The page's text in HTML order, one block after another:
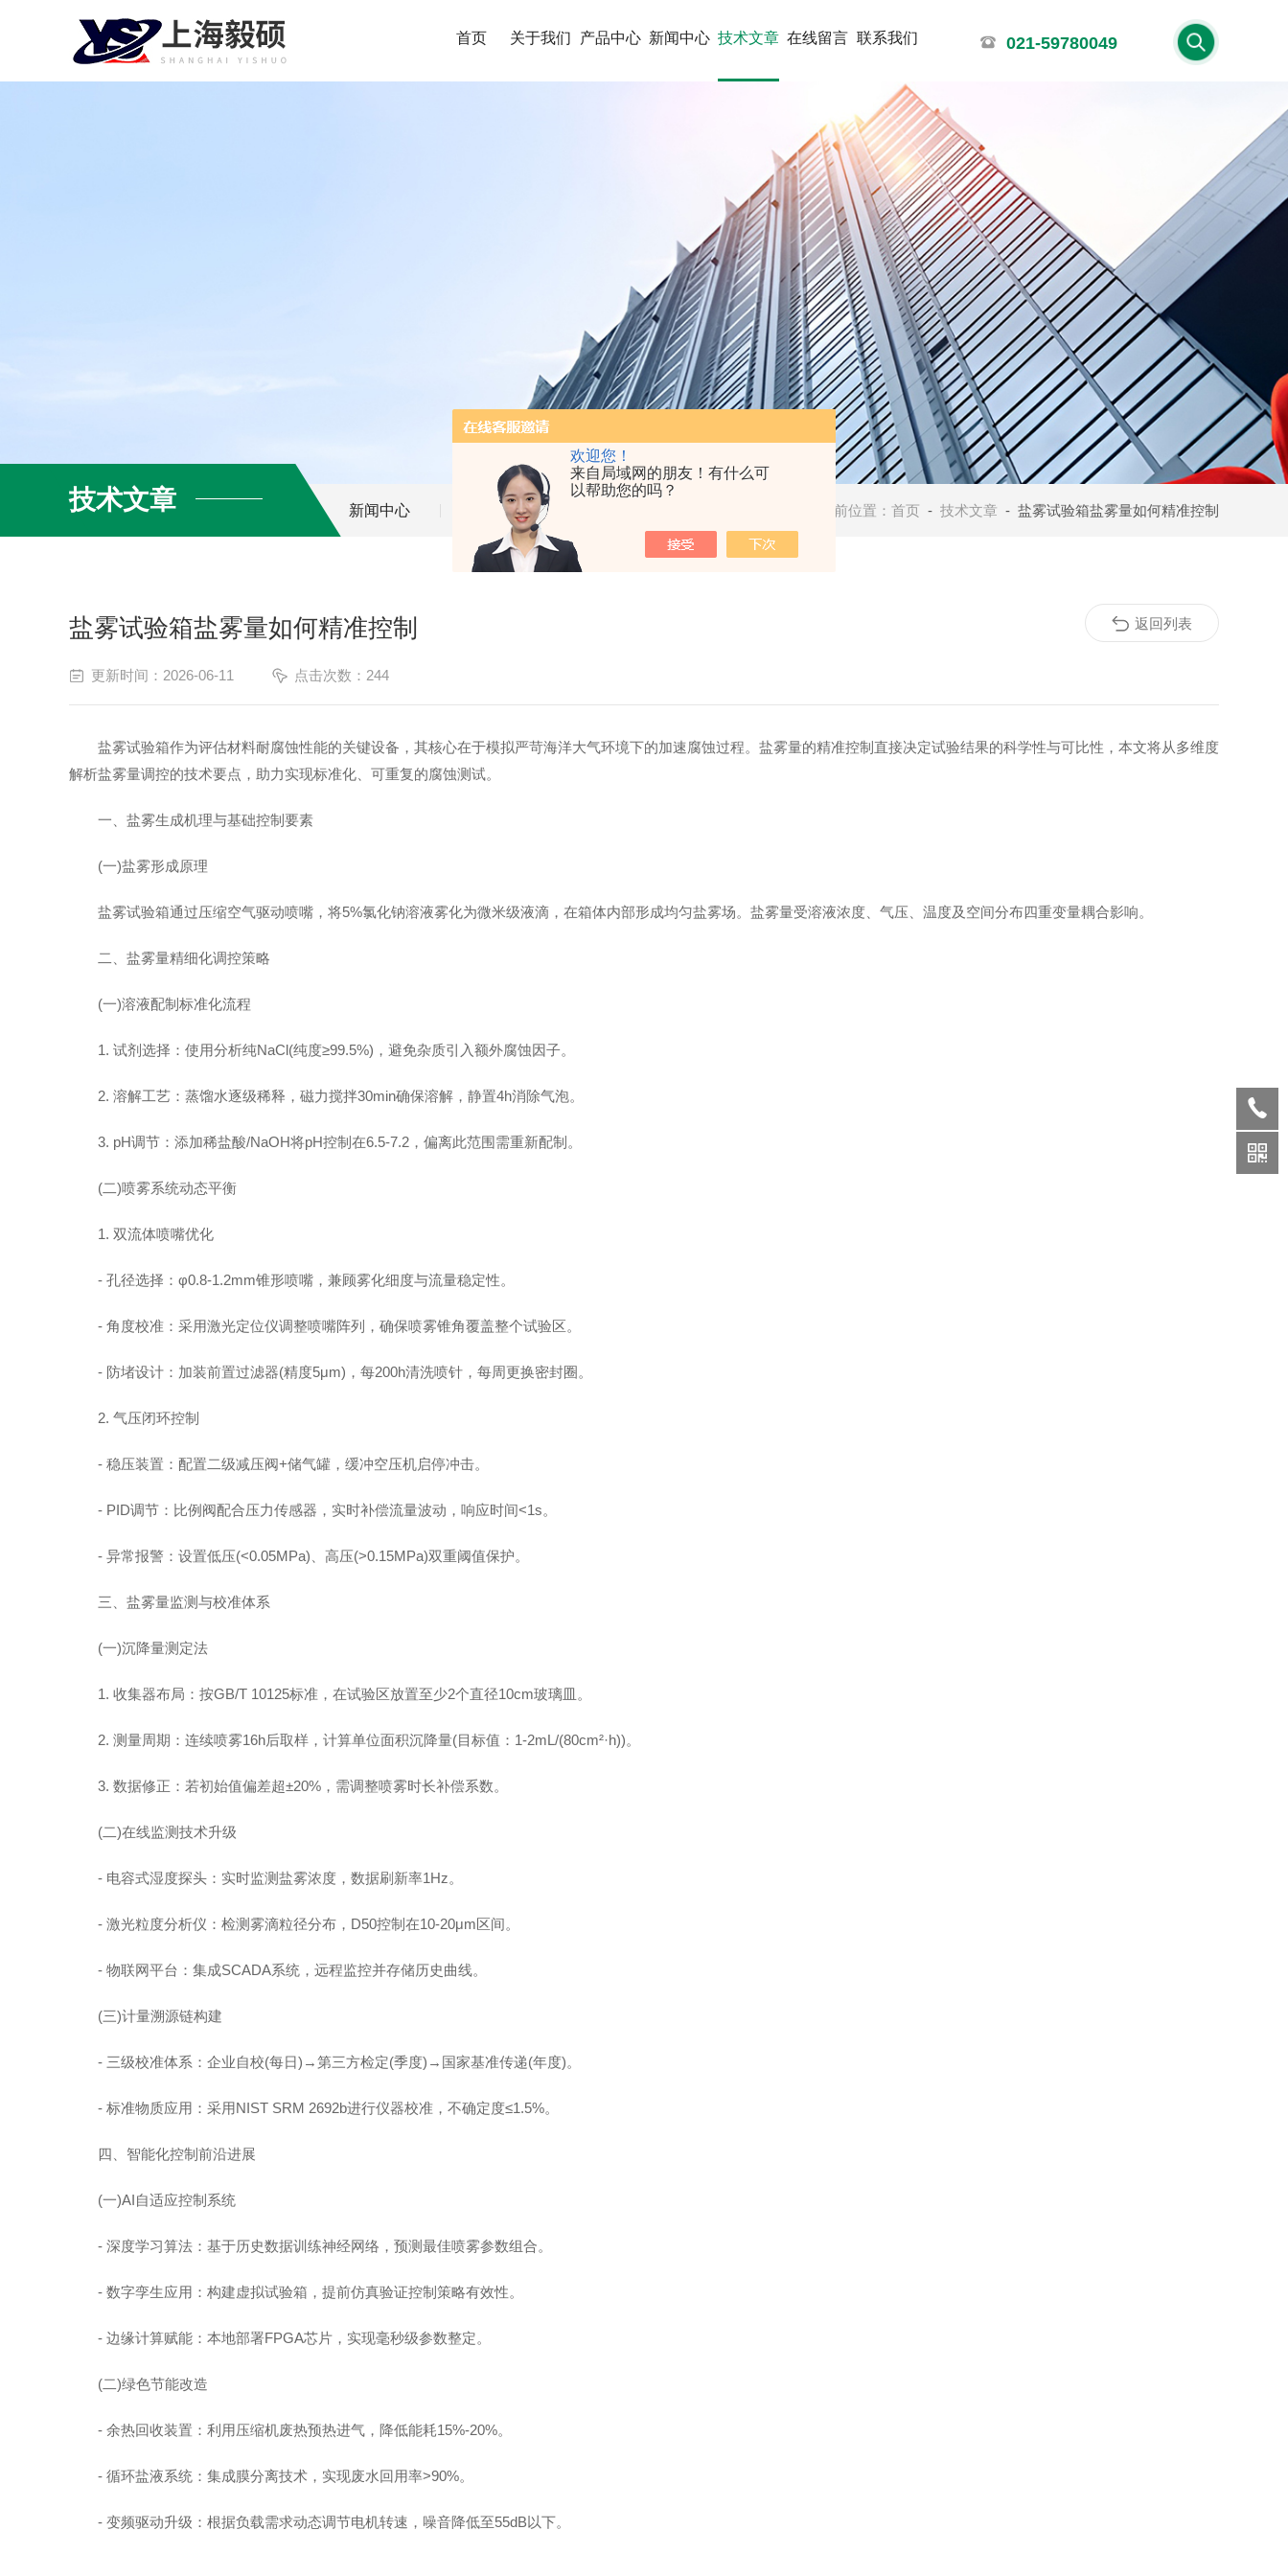
欢迎您！
来自局域网的朋友！有什么可
以帮助您的吗？
首页 关于我们 产品中心 新闻中心 技术文章 在线留言 联系我们 021-59780049
技术文章 新闻中心 技术文章 当前位置： 首页 - 技术文章 - 盐雾试验箱盐雾量如何精准控制
盐雾试验箱盐雾量如何精准控制
更新时间：2026-06-11 点击次数：244
盐雾试验箱作为评估材料耐腐蚀性能的关键设备，其核心在于模拟严苛海洋大气环境下的加速腐蚀过程。盐雾量的精准控制直接决定试验结果的科学性与可比性，本文将从多维度
解析盐雾量调控的技术要点，助力实现标准化、可重复的腐蚀测试。
一、盐雾生成机理与基础控制要素
(一)盐雾形成原理
盐雾试验箱通过压缩空气驱动喷嘴，将5%氯化钠溶液雾化为微米级液滴，在箱体内部形成均匀盐雾场。盐雾量受溶液浓度、气压、温度及空间分布四重变量耦合影响。
二、盐雾量精细化调控策略
(一)溶液配制标准化流程
1. 试剂选择：使用分析纯NaCl(纯度≥99.5%)，避免杂质引入额外腐蚀因子。
2. 溶解工艺：蒸馏水逐级稀释，磁力搅拌30min确保溶解，静置4h消除气泡。
3. pH调节：添加稀盐酸/NaOH将pH控制在6.5-7.2，偏离此范围需重新配制。
(二)喷雾系统动态平衡
1. 双流体喷嘴优化
- 孔径选择：φ0.8-1.2mm锥形喷嘴，兼顾雾化细度与流量稳定性。
- 角度校准：采用激光定位仪调整喷嘴阵列，确保喷雾锥角覆盖整个试验区。
- 防堵设计：加装前置过滤器(精度5μm)，每200h清洗喷针，每周更换密封圈。
2. 气压闭环控制
- 稳压装置：配置二级减压阀+储气罐，缓冲空压机启停冲击。
- PID调节：比例阀配合压力传感器，实时补偿流量波动，响应时间<1s。
- 异常报警：设置低压(<0.05MPa)、高压(>0.15MPa)双重阈值保护。
三、盐雾量监测与校准体系
(一)沉降量测定法
1. 收集器布局：按GB/T 10125标准，在试验区放置至少2个直径10cm玻璃皿。
2. 测量周期：连续喷雾16h后取样，计算单位面积沉降量(目标值：1-2mL/(80cm²·h))。
3. 数据修正：若初始值偏差超±20%，需调整喷雾时长补偿系数。
(二)在线监测技术升级
- 电容式湿度探头：实时监测盐雾浓度，数据刷新率1Hz。
- 激光粒度分析仪：检测雾滴粒径分布，D50控制在10-20μm区间。
- 物联网平台：集成SCADA系统，远程监控并存储历史曲线。
(三)计量溯源链构建
- 三级校准体系：企业自校(每日)→第三方检定(季度)→国家基准传递(年度)。
- 标准物质应用：采用NIST SRM 2692b进行仪器校准，不确定度≤1.5%。
四、智能化控制前沿进展
(一)AI自适应控制系统
- 深度学习算法：基于历史数据训练神经网络，预测最佳喷雾参数组合。
- 数字孪生应用：构建虚拟试验箱，提前仿真验证控制策略有效性。
- 边缘计算赋能：本地部署FPGA芯片，实现毫秒级参数整定。
(二)绿色节能改造
- 余热回收装置：利用压缩机废热预热进气，降低能耗15%-20%。
- 循环盐液系统：集成膜分离技术，实现废水回用率>90%。
- 变频驱动升级：根据负载需求动态调节电机转速，噪音降低至55dB以下。
返回列表